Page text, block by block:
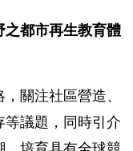
之都市再生教育體
關注社區營造、
議題，同時引介